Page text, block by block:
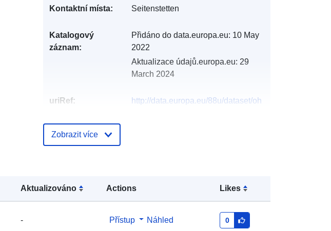
Aktualizováno Actions Likes
- Přístup Náhled 0
Kontaktní místa: Seitenstetten
Katalogový
záznam:
Přidáno do data.europa.eu: 10 May
2022
Aktualizace údajů.europa.eu: 29
March 2024
uriRef:
http://data.europa.eu/88u/dataset/oh
Zobrazit více